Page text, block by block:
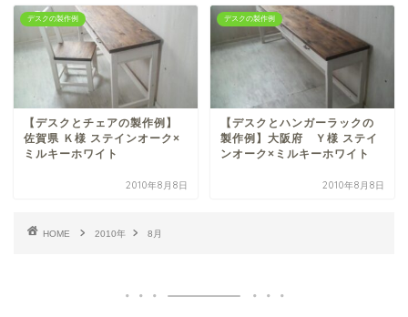
デスクの製作例
【デスクとチェアの製作例】
佐賀県 Ｋ様 ステインオーク×
ミルキーホワイト
2010年8月8日
デスクの製作例
【デスクとハンガーラックの
製作例】大阪府 Ｙ様 ステイ
ンオーク×ミルキーホワイト
2010年8月8日
HOME 2010年 8月